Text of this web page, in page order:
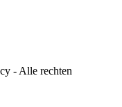
- Alle rechten